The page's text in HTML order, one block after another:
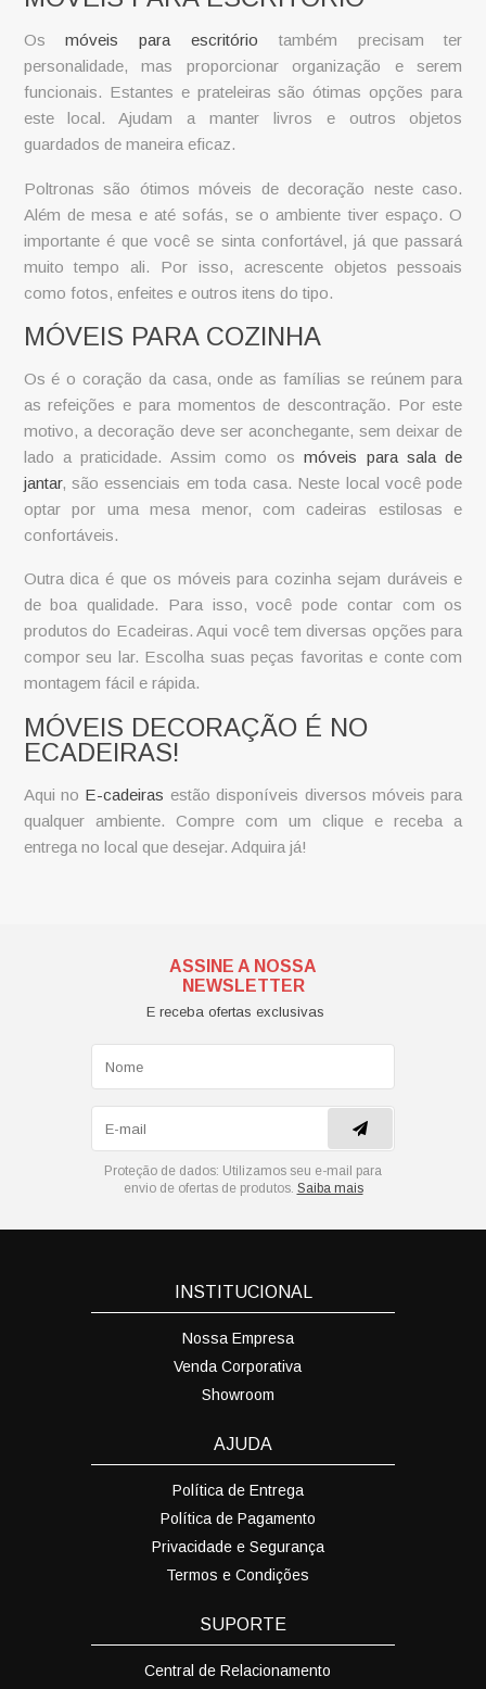
Osmóveis para escritório também precisam ter
personalidade, mas proporcionar organização e serem
funcionais. Estantes e prateleiras são ótimas opções para
este local. Ajudam a manter livros e outros objetos
guardados de maneira eficaz.
Poltronas são ótimosmóveis de decoração neste caso.
Além de mesa e até sofás, se o ambiente tiver espaço. O
importante é que você se sinta confortável, já que passará
muito tempo ali. Por isso, acrescente objetos pessoais
como fotos, enfeites e outros itens do tipo.
MÓVEIS PARA COZINHA
Os é o coração da casa, onde as famílias se reúnem para
as refeições e para momentos de descontração. Por este
motivo, a decoração deve ser aconchegante, sem deixar de
lado a praticidade. Assim como osmóveis para sala de
jantar, são essenciais em toda casa. Neste local você pode
optar por uma mesa menor, com cadeiras estilosas e
confortáveis.
Outra dica é que os móveis para cozinha sejam duráveis e
de boa qualidade. Para isso, você pode contar com os
produtos do Ecadeiras. Aqui você tem diversas opções para
compor seu lar. Escolha suas peças favoritas e conte com
montagem fácil e rápida.
MÓVEIS DECORAÇÃO É NO
ECADEIRAS!
Aqui no E-cadeiras estão disponíveis diversos móveis para
qualquer ambiente. Compre com um clique e receba a
entrega no local que desejar. Adquira já!
ASSINE A NOSSA
NEWSLETTER
E receba ofertas exclusivas
Proteção de dados: Utilizamos seu e-mail para
envio de ofertas de produtos. Saiba mais
INSTITUCIONAL
Nossa Empresa
Venda Corporativa
Showroom
AJUDA
Política de Entrega
Política de Pagamento
Privacidade e Segurança
Termos e Condições
SUPORTE
Central de Relacionamento